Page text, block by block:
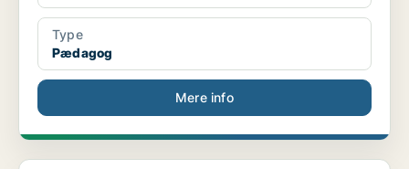
Type
Pædagog
Mere info